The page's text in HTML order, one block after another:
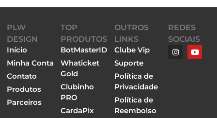
PLW
DESIGN
Início
Minha Conta
Contato
Produtos
Parceiros
TOP
PRODUTOS
BotMasterID
Whaticket
Gold
Clubinho
PRO
CardaPix
OUTROS
LINKS
Clube Vip
Suporte
Política de
Privacidade
Política de
Reembolso
REDES
SOCIAIS